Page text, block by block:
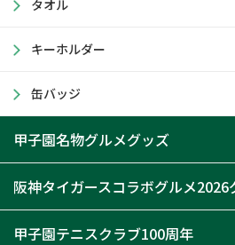
タオル
キーホルダー
缶バッジ
甲子園名物グルメグッズ
阪神タイガースコラボグルメ2026
甲子園テニスクラブ100周年